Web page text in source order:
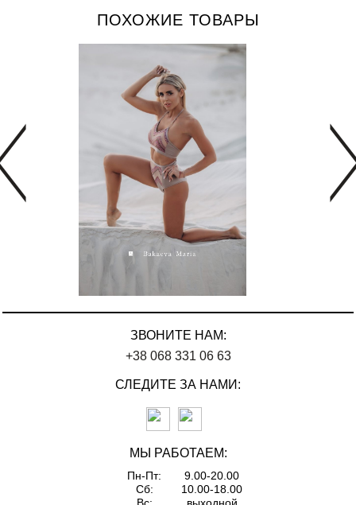
ПОХОЖИЕ ТОВАРЫ
ЗВОНИТЕ НАМ:
+38 068 331 06 63
СЛЕДИТЕ ЗА НАМИ:
МЫ РАБОТАЕМ:
Пн-Пт:
9.00-20.00
Сб:
10.00-18.00